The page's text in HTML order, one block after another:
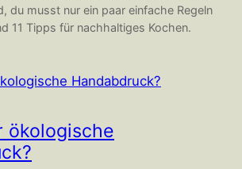
du musst nur ein paar einfache Regeln
11 Tipps für nachhaltiges Kochen.
ökologische